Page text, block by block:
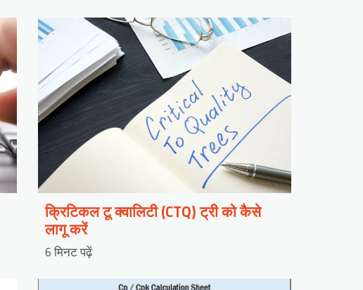
क्रिटिकल टू क्वालिटी (CTQ) ट्री को कैसे
लागू करें
6 मिनट पढ़ें